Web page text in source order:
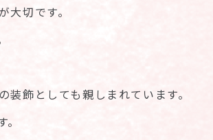
切です。
飾としても親しまれています。